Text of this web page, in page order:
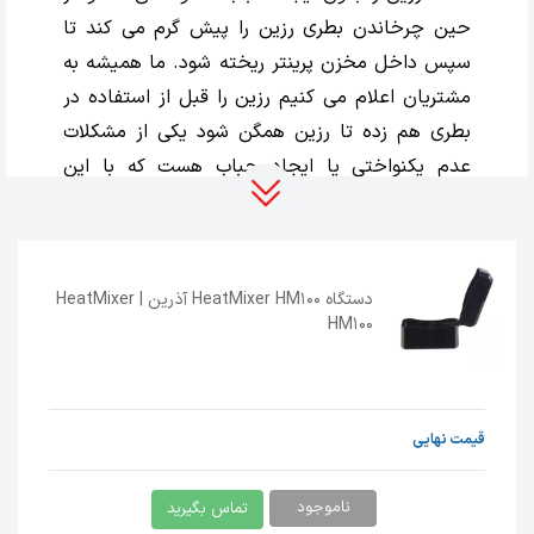
حین چرخاندن بطری رزین را پیش گرم می کند تا
سپس داخل مخزن پرینتر ریخته شود. ما همیشه به
مشتریان اعلام می کنیم رزین را قبل از استفاده در
بطری هم زده تا رزین همگن شود یکی از مشکلات
عدم یکنواختی یا ایجاد حباب هست که با این
دستگاه برطرف می شود . یکی دیگر از چالش های
بهتری پیدا کند با استفاده از این دستگاه پیش
گرمایش رزین به شکل اصولی و یکنواخت انجام
【افزایش نرخ موفقیت چاپ】
نهایی و موفقیت در چاپ بدون خطا و نقص است. با
دستگاه HeatMixer HM100 آذرین | HeatMixer
HM100
قیمت نهایی
ناموجود تماس بگیرید